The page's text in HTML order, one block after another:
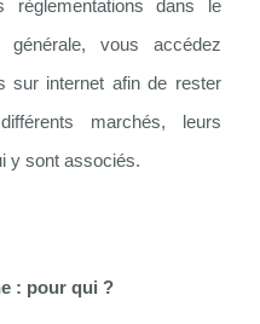
règlementations dans le
générale, vous accédez
sur internet afin de rester
marchés, leurs
y sont associés.
: pour qui ?